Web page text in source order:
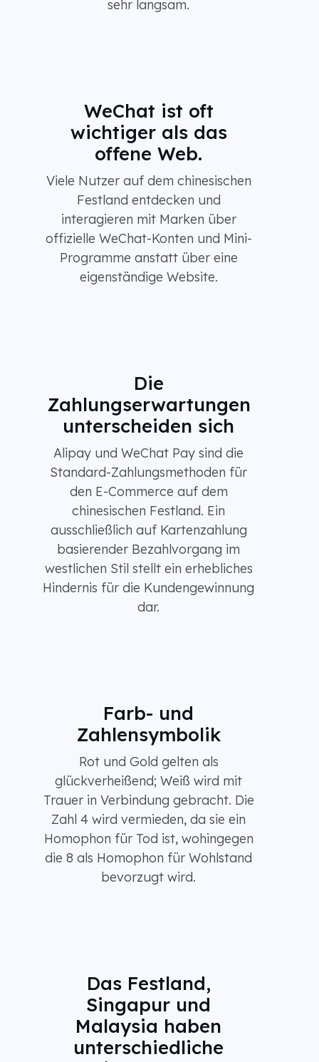
sehr langsam.
WeChat ist oft
wichtiger als das
offene Web.
Viele Nutzer auf dem chinesischen
Festland entdecken und
interagieren mit Marken über
offizielle WeChat-Konten und Mini-
Programme anstatt über eine
eigenständige Website.
Die
Zahlungserwartungen
unterscheiden sich
Alipay und WeChat Pay sind die
Standard-Zahlungsmethoden für
den E-Commerce auf dem
chinesischen Festland. Ein
ausschließlich auf Kartenzahlung
basierender Bezahlvorgang im
westlichen Stil stellt ein erhebliches
Hindernis für die Kundengewinnung
dar.
Farb- und
Zahlensymbolik
Rot und Gold gelten als
glückverheißend; Weiß wird mit
Trauer in Verbindung gebracht. Die
Zahl 4 wird vermieden, da sie ein
Homophon für Tod ist, wohingegen
die 8 als Homophon für Wohlstand
bevorzugt wird.
Das Festland,
Singapur und
Malaysia haben
unterschiedliche